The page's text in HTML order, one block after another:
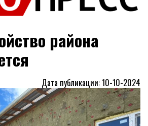
района
Дата публикации: 10-10-2024